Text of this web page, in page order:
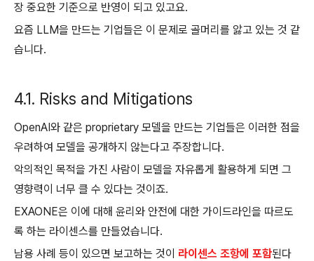
장 중요한 기준으로 반영이 되고 있고요.
요즘 LLM을 만드는 기업들은 이 문제로 골머리를 앓고 있는 것 같
습니다.
4.1. Risks and Mitigations
OpenAI와 같은 proprietary 모델을 만드는 기업들은 이러한 점을
우려하여 모델을 공개하지 않는다고 주장합니다.
악의적인 목적을 가진 사람이 모델을 자유롭게 활용하게 되면 그
영향력이 너무 클 수 있다는 것이죠.
EXAONE은 이에 대해 윤리와 안전에 대한 가이드라인을 따르도
록 하는 라이센스를 만들었습니다.
남용 사례 등이 있으면 보고하는 것이 라이센스 조항에 포함된다